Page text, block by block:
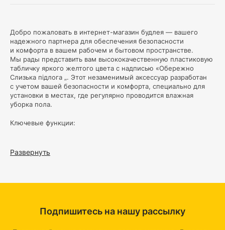
Добро пожаловать в интернет-магазин будлея — вашего
надежного партнера для обеспечения безопасности
и комфорта в вашем рабочем и бытовом пространстве.
Мы рады представить вам высококачественную пластиковую
табличку яркого желтого цвета с надписью «Обережно
Слизька підлога „. Этот незаменимый аксессуар разработан
с учетом вашей безопасности и комфорта, специально для
установки в местах, где регулярно проводится влажная
уборка пола.
Ключевые функции:
с одной целью — обеспечить безопасность. После влажной
на интуитивном уровне. Это означает, что ваше
Развернуть
Подпишитесь на нашу рассылку